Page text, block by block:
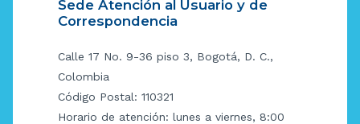
Sede Atención al Usuario y de
Correspondencia
Calle 17 No. 9-36 piso 3, Bogotá, D. C.,
Colombia
Código Postal: 110321
Horario de atención: lunes a viernes, 8:00